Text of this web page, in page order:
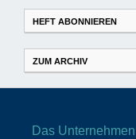
HEFT ABONNIEREN
ZUM ARCHIV
Das Unternehmen